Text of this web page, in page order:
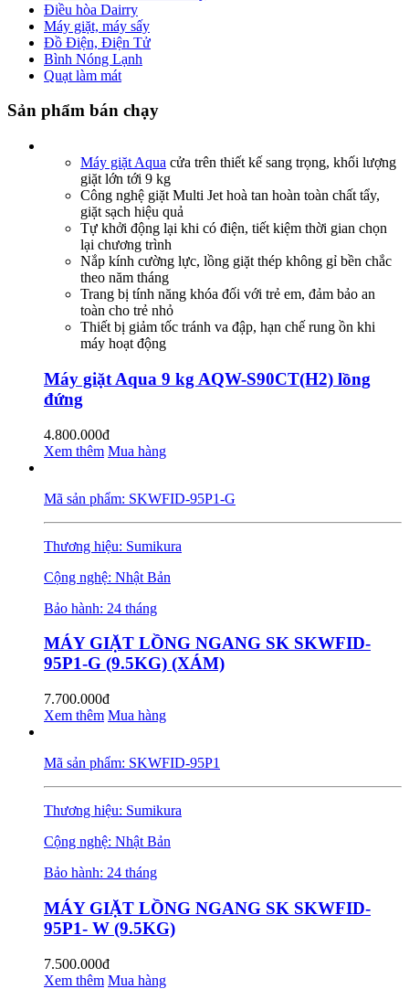
Điều hòa Dairry
Máy giặt, máy sấy
Đồ Điện, Điện Tử
Bình Nóng Lạnh
Quạt làm mát
Sản phẩm bán chạy
Máy giặt Aqua cửa trên thiết kế sang trọng, khối lượng
giặt lớn tới 9 kg
Công nghệ giặt Multi Jet hoà tan hoàn toàn chất tẩy,
giặt sạch hiệu quả
Tự khởi động lại khi có điện, tiết kiệm thời gian chọn
lại chương trình
Nắp kính cường lực, lồng giặt thép không gỉ bền chắc
theo năm tháng
Trang bị tính năng khóa đối với trẻ em, đảm bảo an
toàn cho trẻ nhỏ
Thiết bị giảm tốc tránh va đập, hạn chế rung ồn khi
máy hoạt động
Máy giặt Aqua 9 kg AQW-S90CT(H2) lồng
đứng
4.800.000đ
Xem thêm Mua hàng
Mã sản phẩm: SKWFID-95P1-G
Thương hiệu: Sumikura
Cộng nghệ: Nhật Bản
Bảo hành: 24 tháng
MÁY GIẶT LỒNG NGANG SK SKWFID-
95P1-G (9.5KG) (XÁM)
7.700.000đ
Xem thêm Mua hàng
Mã sản phẩm: SKWFID-95P1
Thương hiệu: Sumikura
Cộng nghệ: Nhật Bản
Bảo hành: 24 tháng
MÁY GIẶT LỒNG NGANG SK SKWFID-
95P1- W (9.5KG)
7.500.000đ
Xem thêm Mua hàng